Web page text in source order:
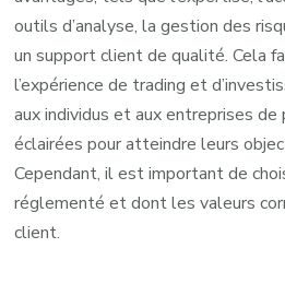
outils d’analyse, la gestion des
un support client de qualité. Cela
l’expérience de trading et
aux individus et aux entreprises de
éclairées pour atteindre leurs
Cependant, il est important de
réglementé et dont les valeurs
client.